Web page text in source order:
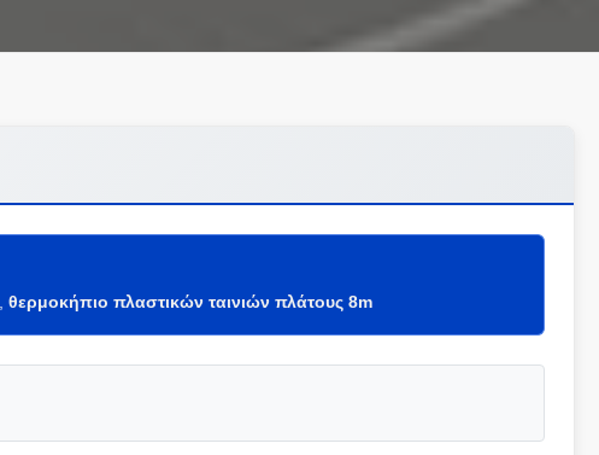
θερμοκήπιο πλαστικών ταινιών πλάτους 8m